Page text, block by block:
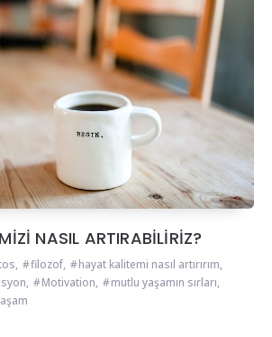
NASIL ARTIRABİLİRİZ?
, filozof, hayat kalitemi nasıl artırırım,
, Motivation, mutlu yaşamın sırları,